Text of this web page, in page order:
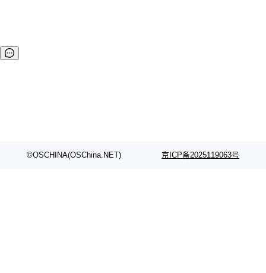
©OSCHINA(OSChina.NET) 京ICP备2025119063号